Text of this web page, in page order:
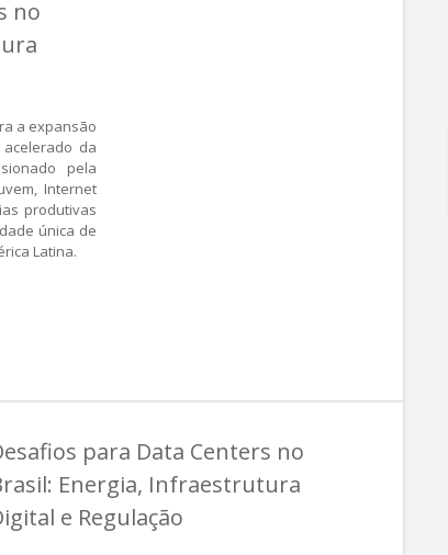
no
a expansão
da
pela
Internet
produtivas
única de
Latina.
para Data Centers no
Energia, Infraestrutura
e Regulação